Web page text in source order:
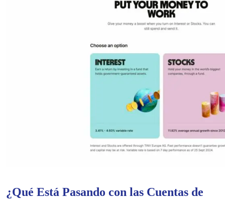
¿Qué Está Pasando con las Cuentas de